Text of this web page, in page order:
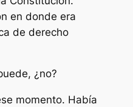
en donde era
de derecho
¿no?
momento. Había